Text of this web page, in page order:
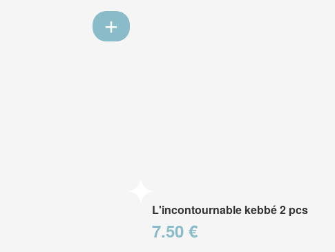
L'incontournable kebbé 2 pcs
7.50 €